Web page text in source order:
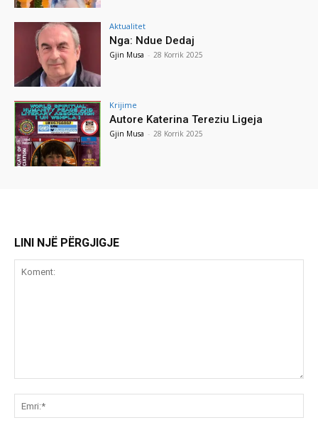
Aktualitet
Nga: Ndue Dedaj
Gjin Musa - 28 Korrik 2025
Krijime
Autore Katerina Tereziu Ligeja
Gjin Musa - 28 Korrik 2025
LINI NJË PËRGJIGJE